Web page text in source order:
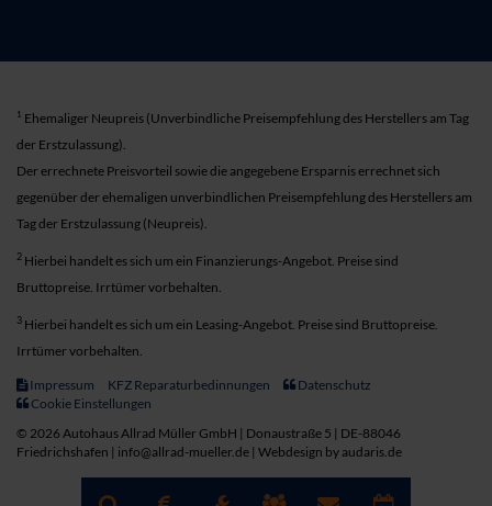
1 Ehemaliger Neupreis (Unverbindliche Preisempfehlung des Herstellers am Tag
der Erstzulassung).
Der errechnete Preisvorteil sowie die angegebene Ersparnis errechnet sich
gegenüber der ehemaligen unverbindlichen Preisempfehlung des Herstellers am
Tag der Erstzulassung (Neupreis).
2 Hierbei handelt es sich um ein Finanzierungs-Angebot. Preise sind
Bruttopreise. Irrtümer vorbehalten.
3 Hierbei handelt es sich um ein Leasing-Angebot. Preise sind Bruttopreise.
Irrtümer vorbehalten.
Impressum KFZ Reparaturbedinnungen
Datenschutz
Cookie Einstellungen
© 2026 Autohaus Allrad Müller GmbH | Donaustraße 5 | DE-88046
Friedrichshafen | info@allrad-mueller.de | Webdesign by audaris.de